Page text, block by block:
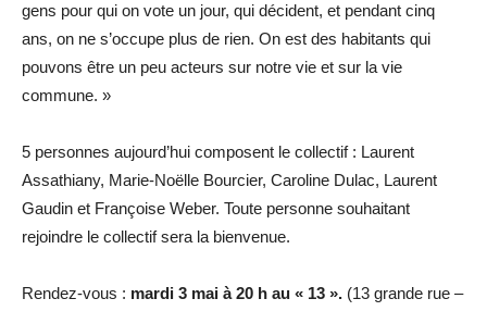
gens pour qui on vote un jour, qui décident, et pendant cinq
ans, on ne s’occupe plus de rien. On est des habitants qui
pouvons être un peu acteurs sur notre vie et sur la vie
commune. »
5 personnes aujourd’hui composent le collectif : Laurent
Assathiany, Marie-Noëlle Bourcier, Caroline Dulac, Laurent
Gaudin et Françoise Weber. Toute personne souhaitant
rejoindre le collectif sera la bienvenue.
Rendez-vous : mardi 3 mai à 20 h au « 13 ». (13 grande rue –